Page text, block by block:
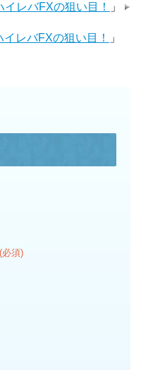
イレバFXの狙い目！ 」
イレバFXの狙い目！ 」
(必須)